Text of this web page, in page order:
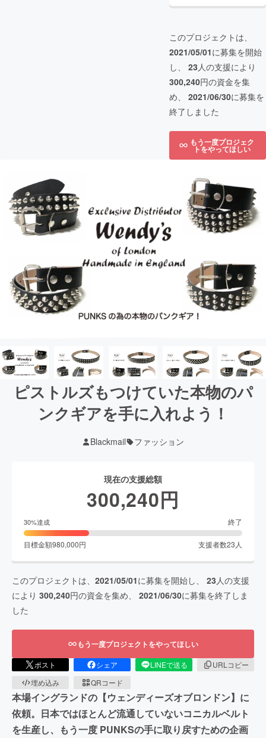
このプロジェクトは、
2021/05/01に募集を開始
し、 23人の支援により
300,240円の資金を集
め、 2021/06/30に募集を
終了しました
もう一度プロジェク
トをやってほしい
ピストルズもつけていた本物のパ
ンクギアを手に入れよう！
Blackmail ファッション
現在の支援総額
300,240円
30%達成 終了
目標金額980,000円 支援者数23 人
このプロジェクトは、 2021/05/01に募集を開始し、 23人の支援
により 300,240円の資金を集め、 2021/06/30に募集を終了しま
した
もう一度プロジェクトをやってほしい
ポスト シェア LINEで送る
URLコピー
埋め込み
QRコード
本場イングランドの【ウェンディーズオブロンドン】に
依頼。日本ではほとんど流通していないコニカルベルト
を生産し、もう一度 PUNKSの手に取り戻すための企画